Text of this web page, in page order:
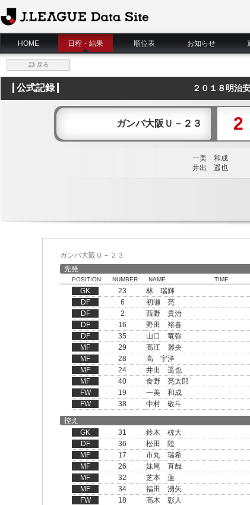
J.League Data Site
HOME 日程・結果 順位表 お知らせ
戻る
公式記録 ２０１８明治
ガンバ大阪Ｕ－２３ 2
一美 和成
井出 遥也
ガンバ大阪Ｕ－２３
先発
POSITION NUMBER NAME TIME
GK 23
林 瑞輝
DF
6
初瀬 亮
DF
2
西野 貴治
DF
16
野田 裕喜
DF
35
山口 竜弥
MF
29
髙江 麗央
MF
28
高 宇洋
MF
24
井出 遥也
MF
40
食野 亮太郎
FW
19
一美 和成
FW
38 中村 敬斗
控え
GK
31
鈴木 椋大
DF
36
松田 陸
MF
17
市丸 瑞希
MF
26
妹尾 直哉
MF
32
芝本 蓮
MF
34
福田 湧矢
FW
18 髙木 彰人